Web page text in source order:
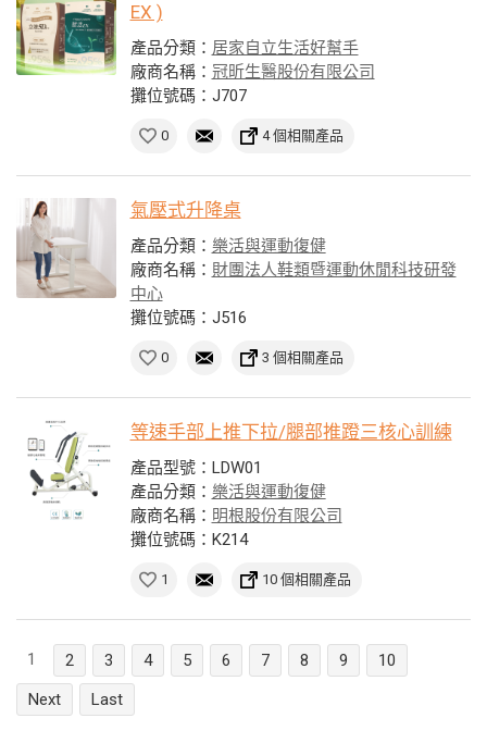
EX )
產品分類： 居家自立生活好幫手
廠商名稱： 冠昕生醫股份有限公司
攤位號碼：J707
0 4 個相關產品
氣壓式升降桌
產品分類： 樂活與運動復健
廠商名稱： 財團法人鞋類暨運動休閒科技研發
中心
攤位號碼：J516
0 3 個相關產品
等速手部上推下拉/腿部推蹬三核心訓練
產品型號：LDW01
產品分類： 樂活與運動復健
廠商名稱： 明根股份有限公司
攤位號碼：K214
1 10 個相關產品
1 2 3 4 5 6 7 8 9
10
Next
Last